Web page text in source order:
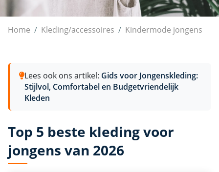
Home Kleding/accessoires Kindermode jongens
Kleding voor jongens
Lees ook ons artikel: Gids voor Jongenskleding:
Stijlvol, Comfortabel en Budgetvriendelijk
Kleden
Top 5 beste kleding voor
jongens van 2026